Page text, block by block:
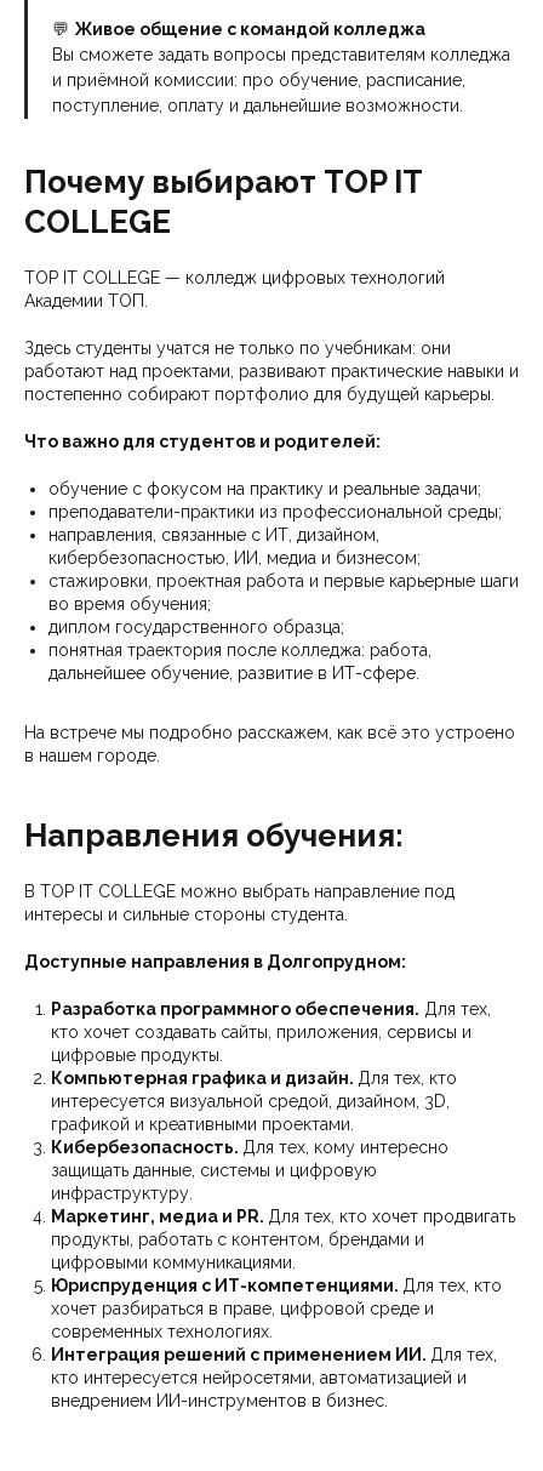
💬 Живое общение с командой колледжа
Вы сможете задать вопросы представителям колледжа
и приёмной комиссии: про обучение, расписание,
поступление, оплату и дальнейшие возможности.
Почему выбирают TOP IT
COLLEGE
TOP IT COLLEGE — колледж цифровых технологий
Академии ТОП.
Здесь студенты учатся не только по учебникам: они
работают над проектами, развивают практические навыки и
постепенно собирают портфолио для будущей карьеры.
Что важно для студентов и родителей:
обучение с фокусом на практику и реальные задачи;
преподаватели-практики из профессиональной среды;
направления, связанные с ИТ, дизайном,
кибербезопасностью, ИИ, медиа и бизнесом;
стажировки, проектная работа и первые карьерные шаги
во время обучения;
диплом государственного образца;
понятная траектория после колледжа: работа,
дальнейшее обучение, развитие в ИТ-сфере.
На встрече мы подробно расскажем, как всё это устроено
в нашем городе.
Направления обучения:
В TOP IT COLLEGE можно выбрать направление под
интересы и сильные стороны студента.
Доступные направления в Долгопрудном:
Разработка программного обеспечения. Для тех,
кто хочет создавать сайты, приложения, сервисы и
цифровые продукты.
Компьютерная графика и дизайн. Для тех, кто
интересуется визуальной средой, дизайном, 3D,
графикой и креативными проектами.
Кибербезопасность. Для тех, кому интересно
защищать данные, системы и цифровую
инфраструктуру.
Маркетинг, медиа и PR. Для тех, кто хочет продвигать
продукты, работать с контентом, брендами и
цифровыми коммуникациями.
Юриспруденция с ИТ-компетенциями. Для тех, кто
хочет разбираться в праве, цифровой среде и
современных технологиях.
Интеграция решений с применением ИИ. Для тех,
кто интересуется нейросетями, автоматизацией и
внедрением ИИ-инструментов в бизнес.